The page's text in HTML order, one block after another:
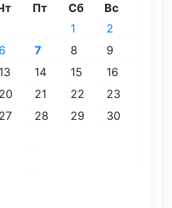
Пт Сб Вс
1
2
6 7 8
9
13 14 15
16
20 21 22
23
27 28 29
30